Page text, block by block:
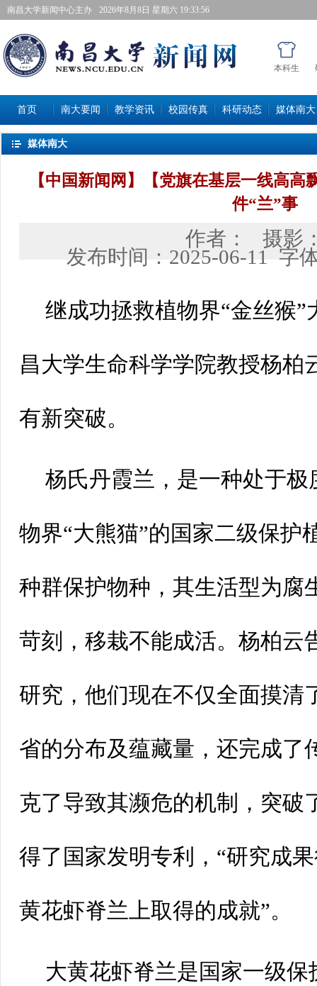
南昌大学新闻中心主办 2026年8月8日星期六 19:33:57
本科生
首页 南大要闻 教学资讯 校园传真 科研动态 媒体南大
媒体南大
【中国新闻网】【党旗在基层一线高
件“兰”事
作者：
摄影
发布时间： 2025-06-11 字
继成功拯救植物界“金丝猴
昌大学生命科学学院教授杨柏
有新突破。
杨氏丹霞兰，是一种处于
物界“大熊猫”的国家二级保护
种群保护物种，其生活型为腐
苛刻，移栽不能成活。杨柏云
研究，他们现在不仅全面摸清
省的分布及蕴藏量，还完成了
克了导致其濒危的机制，突破
得了国家发明专利，“研究成
黄花虾脊兰上取得的成就”。
大黄花虾脊兰是国家一级